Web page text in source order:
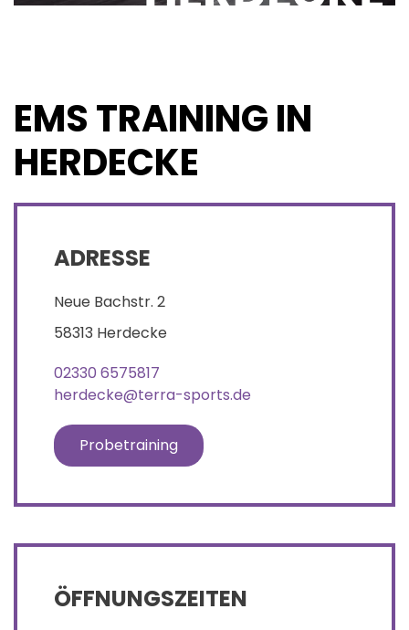
EMS TRAINING IN
HERDECKE
ADRESSE
Neue Bachstr. 2
58313 Herdecke
02330 6575817
herdecke@terra-sports.de
Probetraining
ÖFFNUNGSZEITEN